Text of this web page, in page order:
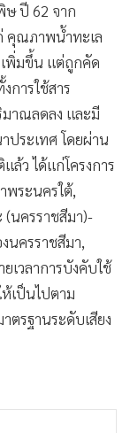
ปี 62 จาก
คุณภาพน้ำทะเล
พิ่มขึ้น แต่ถูกคัด
การใช้สาร
มาณลดลง และมี
ประเทศ โดยผ่าน
ล้ว ได้แก่โครงการ
พระนครใต้,
(นครราชสีมา)-
นครราชสีมา,
เวลาการบังคับใช้
เป็นไปตาม
ตรฐานระดับเสียง